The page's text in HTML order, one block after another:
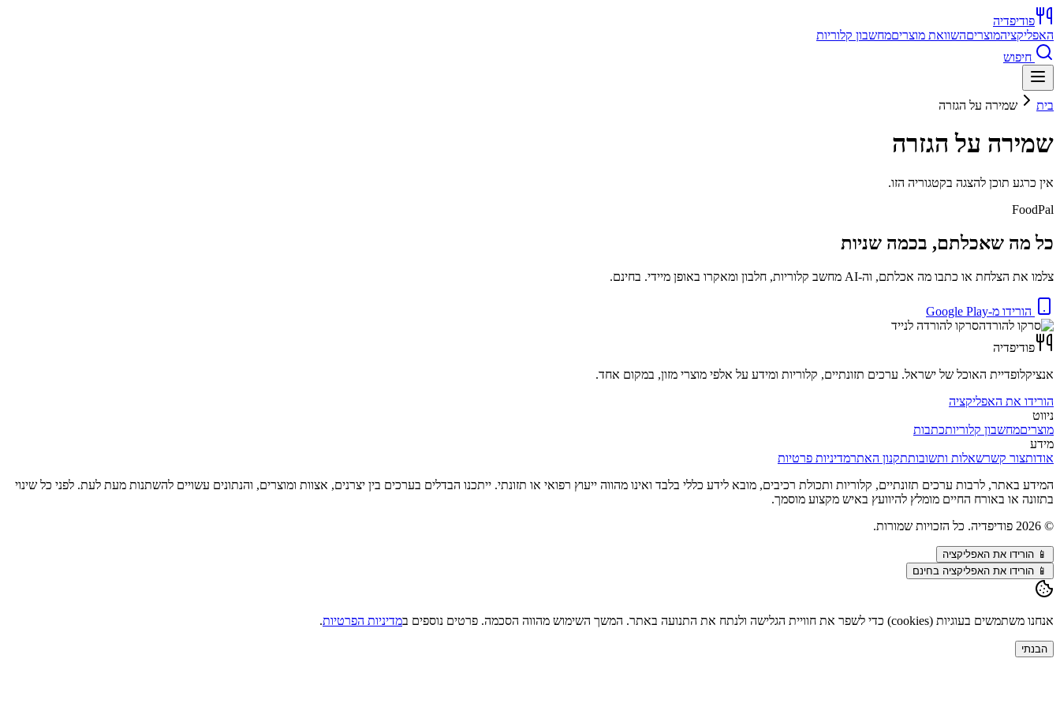
פודיפדיה
האפליקציהמוצריםהשוואת מוצריםמחשבון קלוריות
חיפוש
בית שמירה על הגזרה
שמירה על הגזרה
אין כרגע תוכן להצגה בקטגוריה הזו.
FoodPal
כל מה שאכלתם, בכמה שניות
צלמו את הצלחת או כתבו מה אכלתם, וה-AI מחשב קלוריות, חלבון ומאקרו באופן מיידי. בחינם.
הורידו מ-Google Play
סרקו להורדה לנייד
פודיפדיה
אנציקלופדיית האוכל של ישראל. ערכים תזונתיים, קלוריות ומידע על אלפי מוצרי מזון, במקום אחד.
הורידו את האפליקציה
ניווט
מוצריםמחשבון קלוריותכתבות
מידע
אודותצור קשרשאלות ותשובותתקנון האתרמדיניות פרטיות
המידע באתר, לרבות ערכים תזונתיים, קלוריות ותכולת רכיבים, מובא לידע כללי בלבד ואינו מהווה ייעוץ רפואי או תזונתי. ייתכנו הבדלים בערכים בין יצרנים, אצוות ומוצרים, והנתונים עשויים להשתנות מעת לעת. לפני כל שינוי
בתזונה או באורח החיים מומלץ להיוועץ באיש מקצוע מוסמך.
©
2026 פודיפדיה. כל הזכויות שמורות.
📱 הורידו את האפליקציה
📱 הורידו את האפליקציה בחינם
אנחנו משתמשים בעוגיות (cookies) כדי לשפר את חוויית הגלישה ולנתח את התנועה באתר. המשך השימוש מהווה הסכמה. פרטים נוספים ב מדיניות הפרטיות.
הבנתי